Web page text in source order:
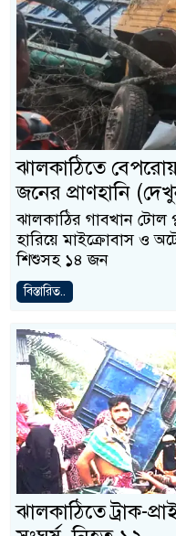
ঝালকাঠিতে
জনের প্রাণহানি
ঝালকাঠির গাবখান টোল
হারিয়ে মাইক্রোবাস ও
শিশুসহ ১৪ জন
বিস্তারিত..
ঝালকাঠিতে ট্রাক-